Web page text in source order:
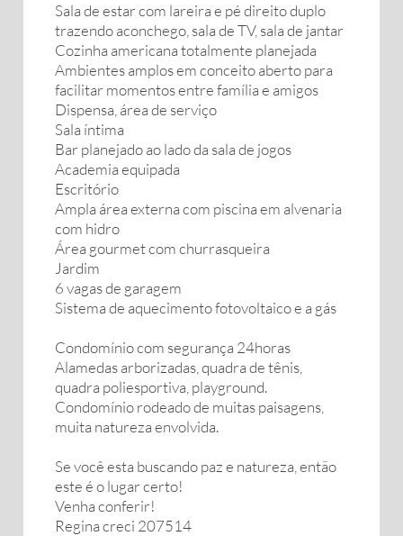
Sala de estar com lareira e pé direito duplo
trazendo aconchego, sala de TV, sala de jantar
Cozinha americana totalmente planejada
Ambientes amplos em conceito aberto para
facilitar momentos entre família e amigos
Dispensa, área de serviço
Sala íntima
Bar planejado ao lado da sala de jogos
Academia equipada
Escritório
Ampla área externa com piscina em alvenaria
com hidro
Área gourmet com churrasqueira
Jardim
6 vagas de garagem
Sistema de aquecimento fotovoltaico e a gás
Condomínio com segurança 24horas
Alamedas arborizadas, quadra de tênis,
quadra poliesportiva, playground.
Condomínio rodeado de muitas paisagens,
muita natureza envolvida.
Se você esta buscando paz e natureza, então
este é o lugar certo!
Venha conferir!
Regina creci 207514